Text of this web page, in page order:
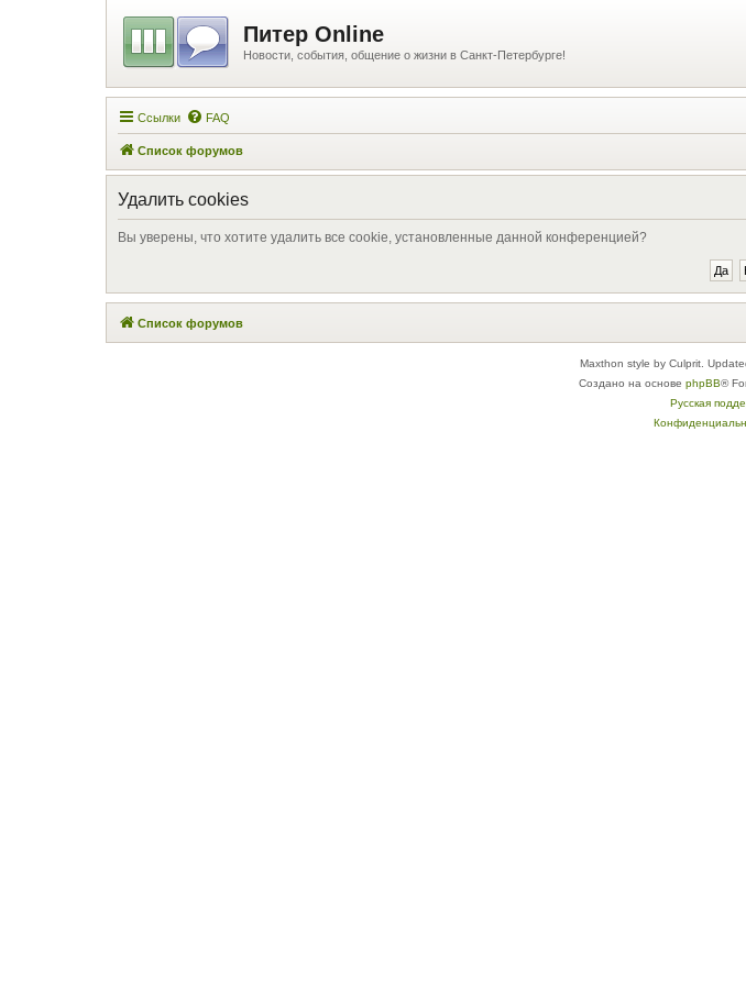
Питер Online
Новости, события, общение о жизни в Санкт-Петербурге!
Ссылки FAQ
Список форумов
Удалить cookies
Вы уверены, что хотите удалить все cookie, установленные данной конференцией?
Список форумов
Maxthon style by Culprit.
Создано на основе phpBB®
Русская